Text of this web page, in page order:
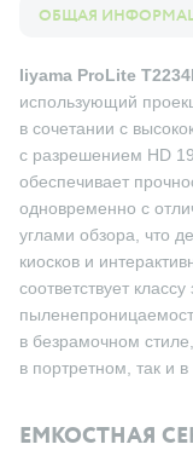
ОБЩАЯ
Iiyama ProLite
использующий
в сочетании с
с разрешением HD
обеспечивает
одновременно с
углами обзора, что
киосков и
соответствует
в безрамочном
в портретном, так и
ЕМКОСТНАЯ